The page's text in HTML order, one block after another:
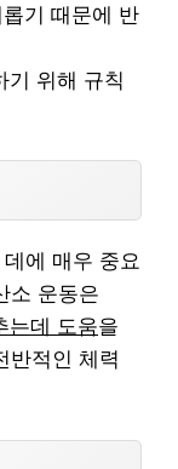
기 때문에 반
위해 규칙
에 매우 중요
소 운동은
는데 도움을
반적인 체력